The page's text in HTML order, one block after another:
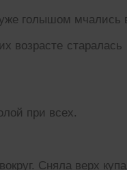
голышом мчались
старалась
при всех.
Сняла верх